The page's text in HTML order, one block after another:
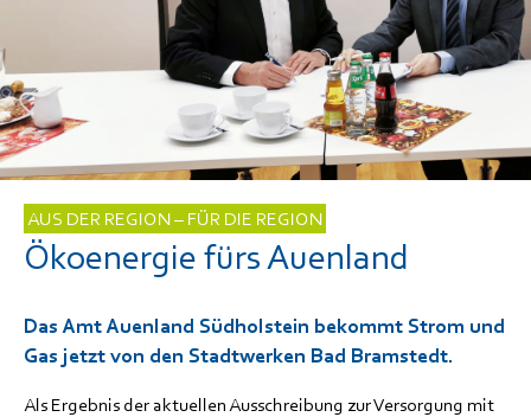
AUS DER REGION – FÜR DIE REGION
Ökoenergie fürs Auenland
Das Amt Auenland Südholstein bekommt Strom und
Gas jetzt von den Stadtwerken Bad Bramstedt.
Als Ergebnis der aktuellen Ausschreibung zur Versorgung mit